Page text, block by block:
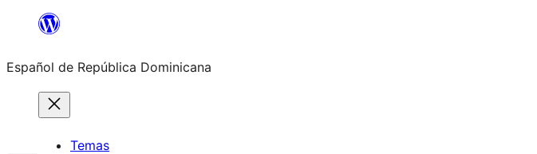
Saltar
contenido
Español de República Dominicana
Temas